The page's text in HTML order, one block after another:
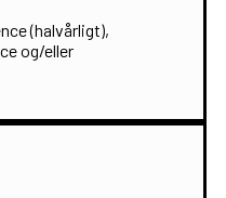
(halvårligt),
og/eller